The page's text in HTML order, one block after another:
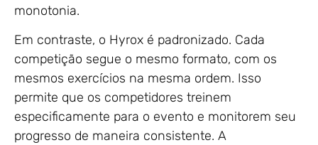
monotonia.
Em contraste, o Hyrox é padronizado. Cada
competição segue o mesmo formato, com os
mesmos exercícios na mesma ordem. Isso
permite que os competidores treinem
especificamente para o evento e monitorem seu
progresso de maneira consistente. A